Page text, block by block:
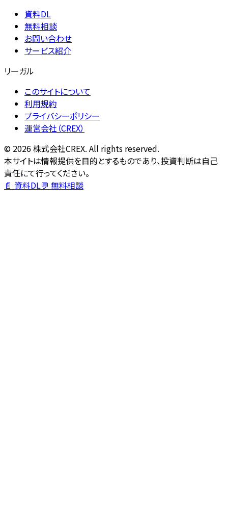
資料DL
無料相談
お問い合わせ
サービス紹介
リーガル
このサイトについて
利用規約
プライバシーポリシー
運営会社（CREX）
© 2026株式会社CREX. All rights reserved.
本サイトは情報提供を目的とするものであり、投資判断は自己
責任にて行ってください。
📄 資料DL💬 無料相談